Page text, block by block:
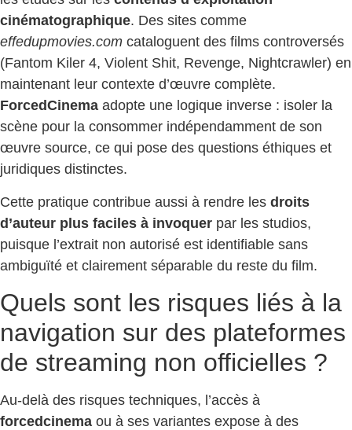
cinématographique. Des sites comme
effedupmovies.com cataloguent des films controversés
(Fantom Kiler 4, Violent Shit, Revenge, Nightcrawler) en
maintenant leur contexte d’œuvre complète.
ForcedCinema adopte une logique inverse : isoler la
scène pour la consommer indépendamment de son
œuvre source, ce qui pose des questions éthiques et
juridiques distinctes.
Cette pratique contribue aussi à rendre les droits
d’auteur plus faciles à invoquer par les studios,
puisque l’extrait non autorisé est identifiable sans
ambiguïté et clairement séparable du reste du film.
Quels sont les risques liés à la
navigation sur des plateformes
de streaming non officielles ?
Au-delà des risques techniques, l’accès à
forcedcinema ou à ses variantes expose à des